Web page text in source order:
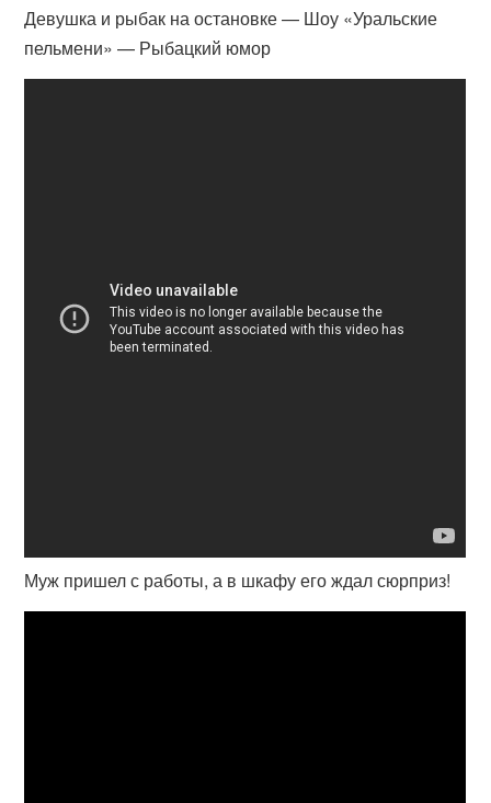
Девушка и рыбак на остановке — Шоу «Уральские
пельмени» — Рыбацкий юмор
Муж пришел с работы, а в шкафу его ждал сюрприз!